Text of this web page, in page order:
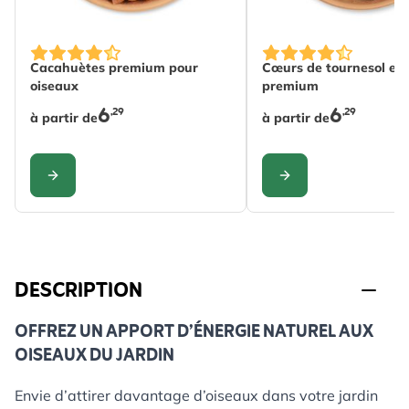
Cacahuètes premium pour
oiseaux
The price depends on the options chosen on the
à partir de6,29
CONFIGURER
Cœurs de tournesol
premium
The price depends
à partir de6,29
CONFIGURER
DESCRIPTION
OFFREZ UN APPORT D’ÉNERGIE NATUREL AUX
OISEAUX DU JARDIN
Envie d’attirer davantage d’oiseaux dans votre jardin